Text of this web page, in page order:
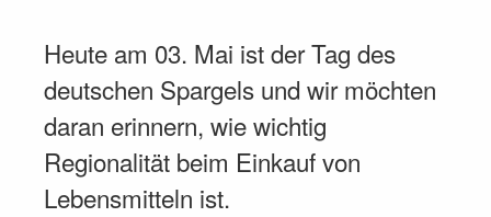
Heute am 03. Mai ist der Tag des
deutschen Spargels und wir möchten
daran erinnern, wie wichtig
Regionalität beim Einkauf von
Lebensmitteln ist.